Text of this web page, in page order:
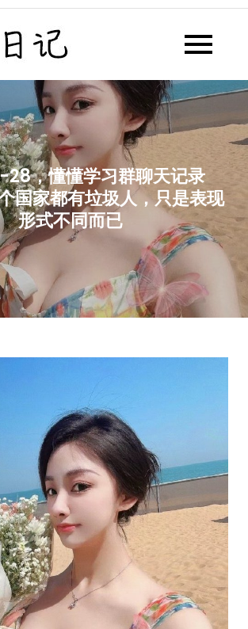
懂懂日记网每天同步更新懂懂学
，懂懂学习群聊天记录
国家都有垃圾人，只是表现
形式不同而已